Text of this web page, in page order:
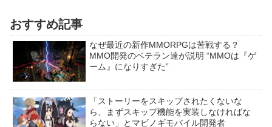
おすすめ記事
なぜ最近の新作MMORPGは苦戦する？
MMO開発のベテラン達が説明 “MMOは『ゲ
ーム』になりすぎた”
「ストーリーをスキップされたくないな
ら、まずスキップ機能を実装しなければな
らない」とマビノギモバイル開発者